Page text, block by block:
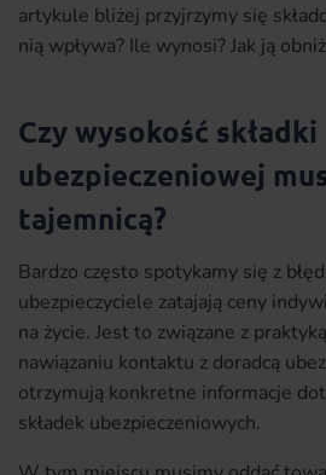
artykule bliżej przyjrzymy się
nią wpływa? Ile wynosi? Jak ją
Czy wysokość składki
ubezpieczeniowej
tajemnicą?
Bardzo często spotykamy się z
ubezpieczyciele zatajają ceny
na życie. Jest to związane z
nawiązaniu kontaktu z doradcą
otrzymują konkretne informacje
składek ubezpieczeniowych.